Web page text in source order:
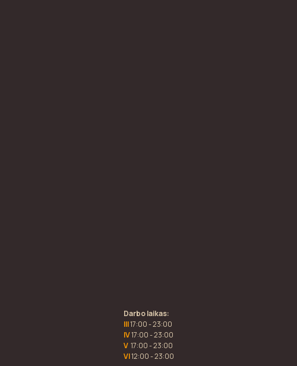
Darbo laikas:
III17:00 - 23:00
IV17:00 - 23:00
V 17:00 - 23:00
VI12:00 - 23:00